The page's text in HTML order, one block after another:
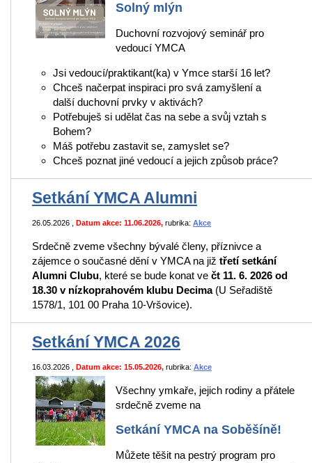
Solný mlýn
Duchovní rozvojový seminář pro
vedoucí YMCA
Jsi vedoucí/praktikant(ka) v Ymce starší 16 let?
Chceš načerpat inspiraci pro svá zamyšlení a
další duchovní prvky v aktivách?
Potřebuješ si udělat čas na sebe a svůj vztah s
Bohem?
Máš potřebu zastavit se, zamyslet se?
Chceš poznat jiné vedoucí a jejich způsob práce?
Setkání YMCA Alumni
26.05.2026 Datum akce: 11.06.2026, rubrika: Akce
Srdečně zveme všechny bývalé členy, příznivce a
zájemce o současné dění v YMCA na již třetí setkání
Alumni Clubu, které se bude konat ve čt 11. 6. 2026 od
18.30 v nízkoprahovém klubu Decima (U Seřadiště
1578/1, 101 00 Praha 10-Vršovice).
Setkání YMCA 2026
16.03.2026 Datum akce: 15.05.2026, rubrika: Akce
Všechny ymkaře, jejich rodiny a přátele
srdečně zveme na
Setkání YMCAna Soběšíně!
Můžete těšit na pestrý program pro